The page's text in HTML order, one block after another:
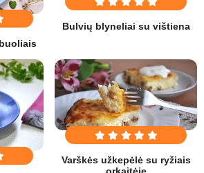
Bulvių blyneliai su vištiena
Varškės užkepėlė su ryžiais